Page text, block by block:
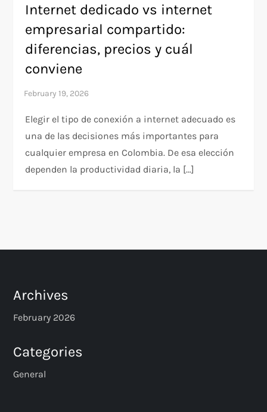
Internet dedicado vs internet
empresarial compartido:
diferencias, precios y cuál
conviene
Elegir el tipo de conexión a internet adecuado es
una de las decisiones más importantes para
cualquier empresa en Colombia. De esa elección
dependen la productividad diaria, la […]
Archives
February 2026
Categories
General